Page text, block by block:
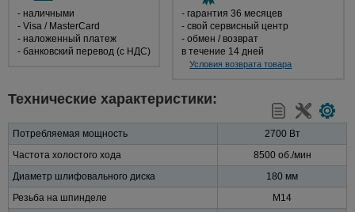
- наличными
- Visa / MasterCard
- наложенный платеж
- банковский перевод (с НДС)
- гарантия 36 месяцев
- свой сервисный центр
- обмен / возврат
в течение 14 дней
Условия возврата товара
Технические характеристики:
Потребляемая мощность
2700 Вт
Частота холостого хода
8500 об./мин
Диаметр шлифовального диска
180 мм
Резьба на шпинделе
M14